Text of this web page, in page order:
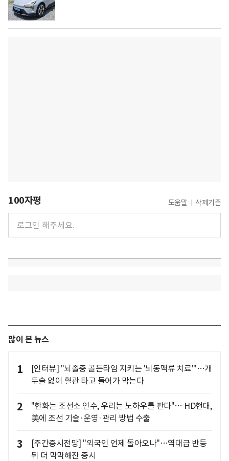
100자평 도움말 삭제기준
많이 본 뉴스
1
[인터뷰] "뇌졸중 골든타임 지키는 '뇌동맥류 치료'"…개
두술 없이 혈관 타고 들어가 막는다
2
"한화는 조선소 인수, 우리는 노하우를 판다"… HD현대,
美에 조선 기술·운영·관리 방법 수출
3
[주간증시전망] "외국인 언제 돌아오나"…역대급 반등
뒤 더 막막해진 증시